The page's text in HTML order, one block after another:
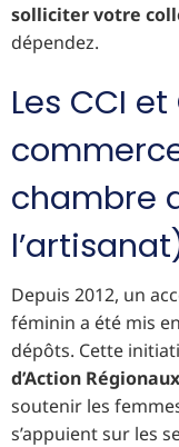
solliciter votre
dépendez.
Les CCI
chambre
Depuis 2012, un
féminin a été mis
dépôts. Cette
d’Action Régionaux
soutenir les
s’appuient sur les